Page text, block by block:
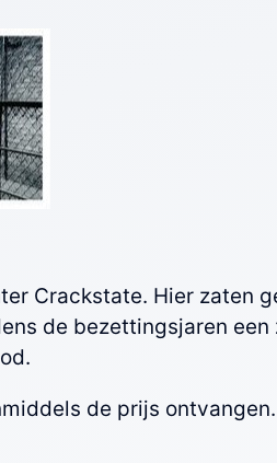
Crackstate. Hier zaten
de bezettingsjaren
de prijs ontvangen.